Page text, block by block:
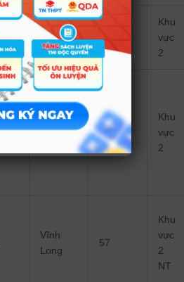
Vĩnh
Long
57
Khu
vực
2
57
Khu
vực
2
Vĩnh
Long
57
Khu
vực
2
NT